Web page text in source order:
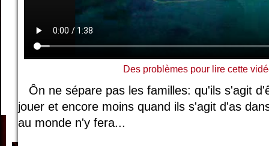
Des problèmes pour lire cette
Ôn ne sépare pas les familles: qu'ils s'agit
jouer et encore moins quand ils s'agit d'as
au monde n'y fera...